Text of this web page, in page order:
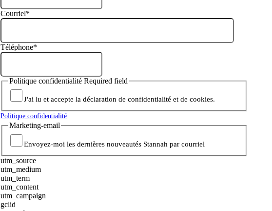
Courriel*
Téléphone*
Politique confidentialité Required field
J'ai lu et accepte la déclaration de confidentialité et de cookies.
Politique confidentialité
Marketing-email
Envoyez-moi les dernières nouveautés Stannah par courriel
utm_source
utm_medium
utm_term
utm_content
utm_campaign
gclid